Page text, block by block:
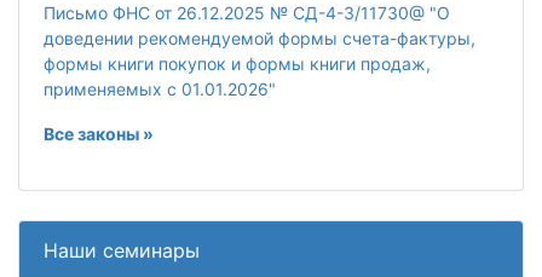
Письмо ФНС от 26.12.2025 № СД-4-3/11730@ "О
доведении рекомендуемой формы счета-фактуры,
формы книги покупок и формы книги продаж,
применяемых с 01.01.2026"
Все законы »
Наши семинары